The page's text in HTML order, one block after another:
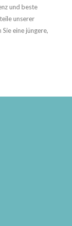
und beste
unserer
eine jüngere,